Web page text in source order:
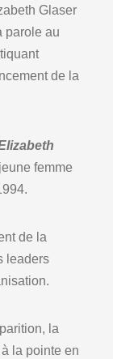
Glaser
parole au
de la
femme
de la
leaders
la
la pointe en